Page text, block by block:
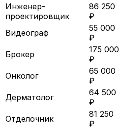
Инженер-
проектировщик
86 250
₽
Видеограф
55 000
₽
Брокер
175 000
₽
Онколог
65 000
₽
Дерматолог
64 500
₽
Отделочник
81 250
₽